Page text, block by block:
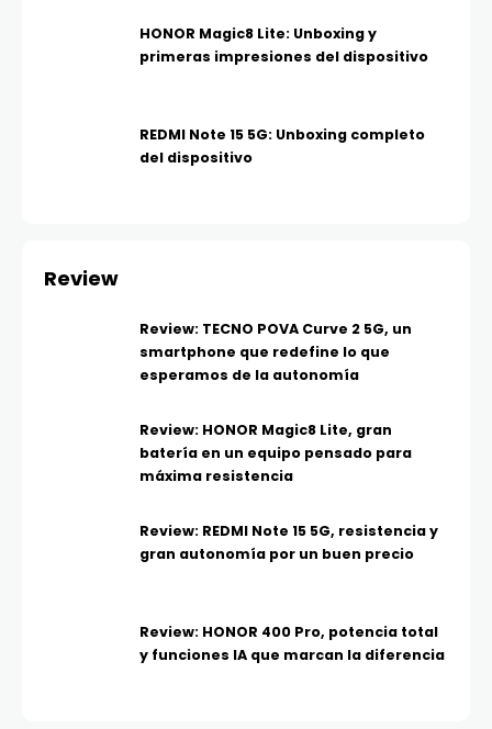
HONOR Magic8 Lite: Unboxing y
primeras impresiones del dispositivo
REDMI Note 15 5G: Unboxing completo
del dispositivo
Review
Review: TECNO POVA Curve 2 5G, un
smartphone que redefine lo que
esperamos de la autonomía
Review: HONOR Magic8 Lite, gran
batería en un equipo pensado para
máxima resistencia
Review: REDMI Note 15 5G, resistencia y
gran autonomía por un buen precio
Review: HONOR 400 Pro, potencia total
y funciones IA que marcan la diferencia